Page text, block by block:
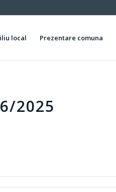
local Prezentare comuna
2025